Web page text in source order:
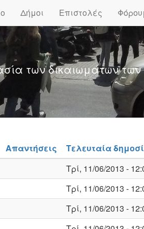
Δήμοι Επιστολές
των δικαιωμάτων
Απαντήσεις
Τελευταία
Τρί, 11/06/2013 -
Τρί, 11/06/2013 -
Τρί, 11/06/2013 -